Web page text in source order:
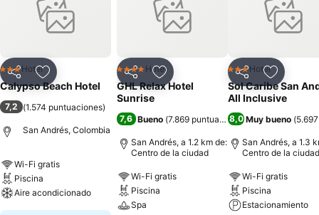
más abajo en las instalaciones o cerca del alojamiento (es posible
que se aplique un recargo).
CompartirAgregar a favoritos
3 Estrellas
Hotel
Calypso Beach Hotel
7,2 (1.574 puntuaciones)
San Andrés, Colombia
Wi-Fi gratis
Piscina
Aire acondicionado
CompartirAgregar a favoritos
4 EstrellasHotel
GHL Relax Hotel
Sunrise
7,6 Bueno (7.869 puntuaciones)
San Andrés, a 1.2 km de:
Centro de la ciudad
Wi-Fi gratis
Piscina
Spa
CompartirAgregar
3 Estrellas
Hotel
Sol Caribe San
All Inclusive
8,0 Muy bueno (
San Andrés, a 1.3
Centro de la ciudad
Wi-Fi gratis
Piscina
Estacionamiento